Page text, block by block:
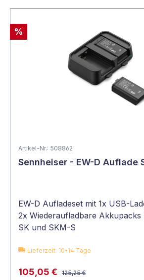
%
Artikel-Nr.: 508862
Sennheiser - EW-D Auflade
EW-D Aufladeset mit 1x USB-
2x Wiederaufladbare
SK und SKM-S
Lieferzeit: 10-14 Tage
105,05 € 125,25 €